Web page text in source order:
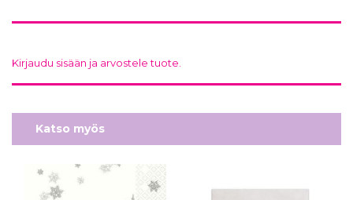
Kirjaudu sisään ja arvostele tuote.
Katso myös